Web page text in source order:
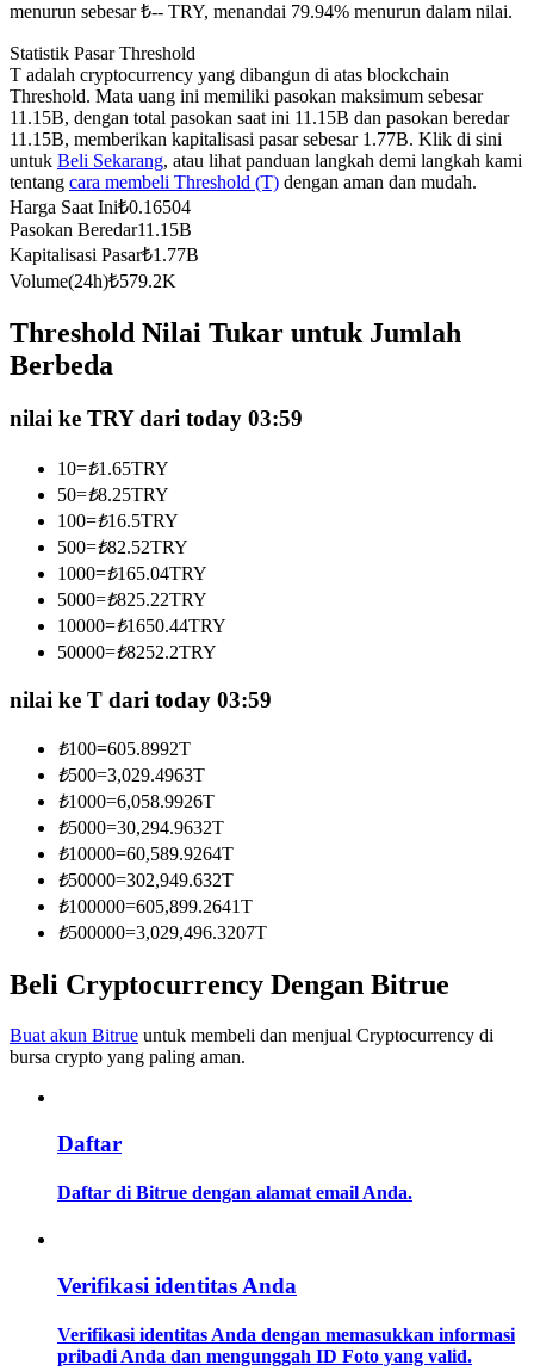
Copy Trading
Bergabunglah dengan pedagang top
Menjadi Pedagang Salinan
Nikmati pembagian keuntungan dan komisi copy trading
Informasi
Analisis data besar termasuk info perdagangan, dll.
Memandu
Strategi perdagangan
menurun sebesar ₺-- TRY, menandai 79.94% menurun dalam nilai.
Statistik Pasar Threshold
T adalah cryptocurrency yang dibangun di atas blockchain
Threshold. Mata uang ini memiliki pasokan maksimum sebesar
11.15B, dengan total pasokan saat ini 11.15B dan pasokan beredar
11.15B, memberikan kapitalisasi pasar sebesar 1.77B. Klik di sini
untuk Beli Sekarang, atau lihat panduan langkah demi langkah kami
tentang cara membeli Threshold (T) dengan aman dan mudah.
Harga Saat Ini₺0.16504
Pasokan Beredar11.15B
Kapitalisasi Pasar₺1.77B
Volume(24h)₺579.2K
Threshold Nilai Tukar untuk Jumlah
Berbeda
nilai ke TRY dari today 03:59
10=₺1.65TRY
50=₺8.25TRY
100=₺16.5TRY
500=₺82.52TRY
1000=₺165.04TRY
5000=₺825.22TRY
10000=₺1650.44TRY
50000=₺8252.2TRY
nilai ke T dari today 03:59
₺100=605.8992T
₺500=3,029.4963T
₺1000=6,058.9926T
₺5000=30,294.9632T
₺10000=60,589.9264T
₺50000=302,949.632T
₺100000=605,899.2641T
₺500000=3,029,496.3207T
Beli Cryptocurrency Dengan Bitrue
Buat akun Bitrue untuk membeli dan menjual Cryptocurrency di
bursa crypto yang paling aman.
Daftar
Daftar di Bitrue dengan alamat email Anda.
Verifikasi identitas Anda
Verifikasi identitas Anda dengan memasukkan informasi
pribadi Anda dan mengunggah ID Foto yang valid.